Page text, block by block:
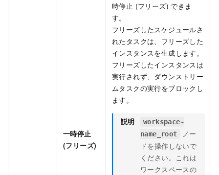
一時停止
(フリーズ)
時停止 (フリーズ) できま
す。
フリーズしたスケジュールさ
れたタスクは、フリーズした
インスタンスを生成します。
フリーズしたインスタンスは
実行されず、ダウンストリー
ムタスクの実行をブロックし
ます。
説明
workspace-
name_root
ノー
ドを操作しないで
ください。これは
ワークスペースの